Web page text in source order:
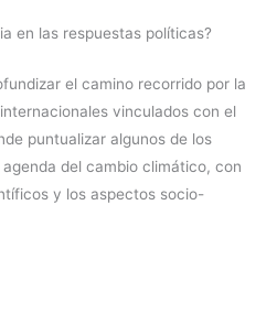
en las respuestas políticas?
el camino recorrido por la
vinculados con el
puntualizar algunos de los
del cambio climático, con
y los aspectos socio-